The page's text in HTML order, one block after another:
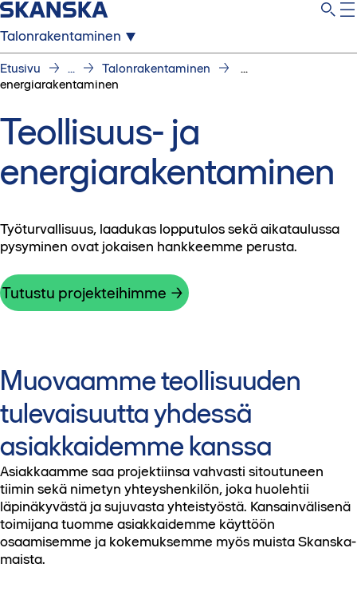
Talonrakentaminen
Etusivu ... Talonrakentaminen
...
energiarakentaminen
Teollisuus- ja
energiarakentaminen
Työturvallisuus, laadukas lopputulos sekä aikataulussa
pysyminen ovat jokaisen hankkeemme perusta.
Tutustu projekteihimme
Muovaamme teollisuuden
tulevaisuutta yhdessä
asiakkaidemme kanssa
Asiakkaamme saa projektiinsa vahvasti sitoutuneen
tiimin sekä nimetyn yhteyshenkilön, joka huolehtii
läpinäkyvästä ja sujuvasta yhteistyöstä. Kansainvälisenä
toimijana tuomme asiakkaidemme käyttöön
osaamisemme ja kokemuksemme myös muista Skanska-
maista.